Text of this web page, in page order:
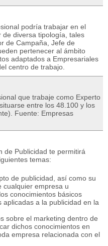
podría trabajar en el
diversa tipología, tales
de Campaña, Jefe de
pertenecer al ámbito
adaptados a Empresariales
centro de trabajo.
que trabaje como Experto
entre los 48.100 y los
Fuente: Empresas
de Publicidad te permitirá
temas:
de publicidad, así como su
cualquier empresa u
conocimientos básicos
a la publicidad en la
sobre el marketing dentro de
dichos conocimientos en
empresa relacionada con el